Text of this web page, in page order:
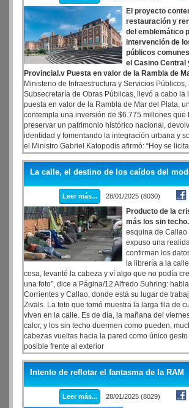
El proyecto
restauración y
del emblemático
intervención de
públicos
el Casino Central
Provincial.v Puesta en valor de la Rambla de
Ministerio de Infraestructura y Servicios Públicos,
Subsecretaría de Obras Públicas, llevó a cabo la
puesta en valor de la Rambla de Mar del Plata,
contempla una inversión de $6.775 millones que
preservar un patrimonio histórico nacional,
identidad y fomentando la integración urbana y
el Ministro Gabriel Katopodis afirmó: “Hoy se
sobre la Rambla para recuperar un patrimonio
orgullo de Mar del Plata, y también de todos los
argentinas.
La calle, el destino de los caídos del
Leer más... 28/01/2025 (8030)
Producto de la
más los sin techo.
esquina de Callao
expuso una
confirman los
la librería a la
cosa, levanté la cabeza y ví algo que no podía
una foto”, dice a Página/12 Alfredo Suhring:
Corrientes y Callao, donde está su lugar de
Zivals. La foto que tomó muestra la larga fila de
viven en la calle. Es de día, la mañana del
calor, y los sin techo duermen como pueden,
cabezas vueltas hacia la pared como único
posible frente al exterior
Intento de reflotar el fantasma de la RAM
Leer más... 28/01/2025 (8029)